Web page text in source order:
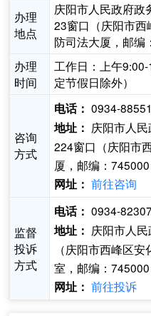
办理
地点
庆阳市人民政府政
23窗口（庆阳市西
防司法大厦，邮编
办理
时间
工作日：上午
定节假日除外）
咨询
方式
电话： 0934-
地址： 庆阳市人
224窗口（庆阳市
厦，邮编：745000
网址： 前往咨询
监督
投诉
方式
电话： 0934-
地址： 庆阳市人
（庆阳市西峰区
室，邮编：745000
网址： 前往投诉